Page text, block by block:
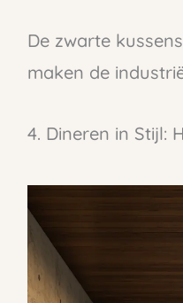
De zwarte
maken de
4. Dineren in Stijl: